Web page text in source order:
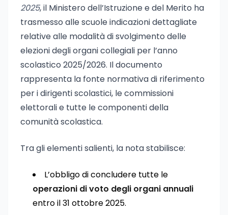
2025, il Ministero dell’Istruzione e del Merito ha
trasmesso alle scuole indicazioni dettagliate
relative alle modalità di svolgimento delle
elezioni degli organi collegiali per l’anno
scolastico 2025/2026. Il documento
rappresenta la fonte normativa di riferimento
per i dirigenti scolastici, le commissioni
elettorali e tutte le componenti della
comunità scolastica.
Tra gli elementi salienti, la nota stabilisce:
L’obbligo di concludere tutte le
operazioni di voto degli organi annuali
entro il 31 ottobre 2025.